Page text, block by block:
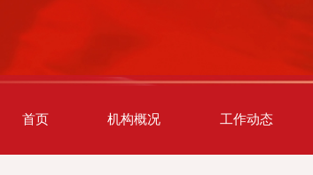
首页 机构概况 工作动态